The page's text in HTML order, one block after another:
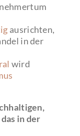
ausrichten,
in der
wird
in der